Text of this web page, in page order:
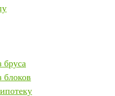
бруса
блоков